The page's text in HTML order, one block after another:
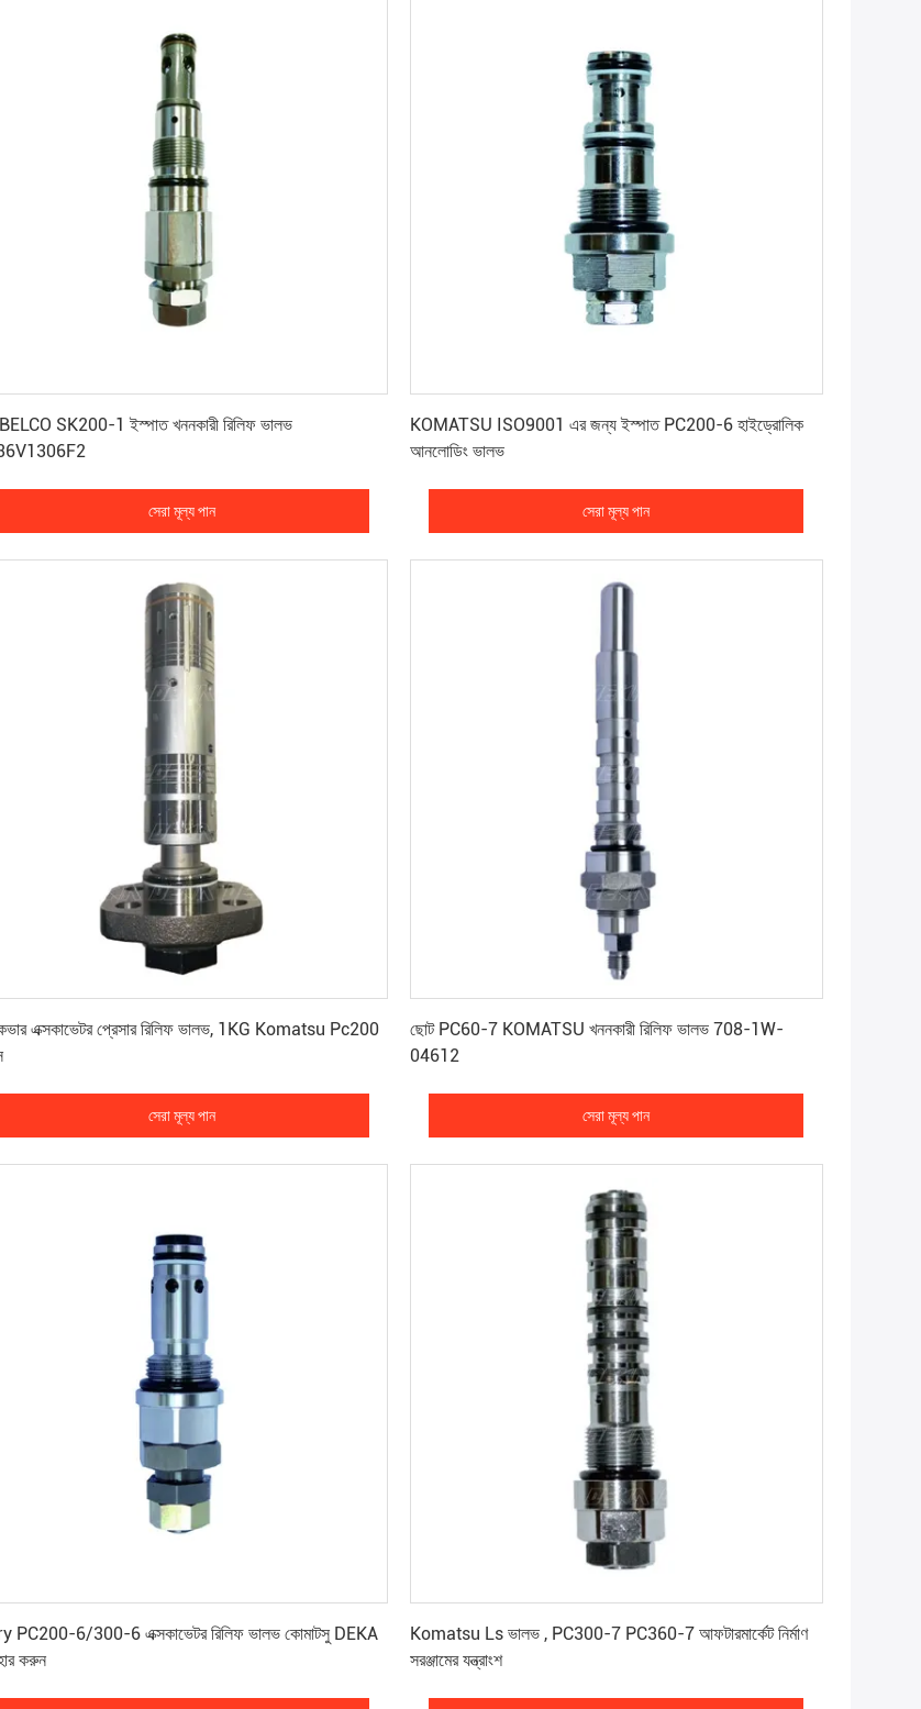
SK200-1 ইস্পাত খননকারী রিলিফ ভালভ
সেরা মূল্য পান
KOMATSU ISO9001 এর জন্য ইস্পাত PC200-6 হাইড্রোলিক
আনলোডিং ভালভ
সেরা মূল্য পান
এক্সকাভেটর প্রেসার রিলিফ ভালভ, 1KG Komatsu Pc200
সেরা মূল্য পান
ছোট PC60-7 KOMATSU খননকারী রিলিফ ভালভ 708-1W-
04612
সেরা মূল্য পান
PC200-6/300-6 এক্সকাভেটর রিলিফ ভালভ কোমাটসু DEKA
করুন
Komatsu Ls ভালভ , PC300-7 PC360-7 আফটারমার্কেট নির্মাণ
সরঞ্জামের যন্ত্রাংশ